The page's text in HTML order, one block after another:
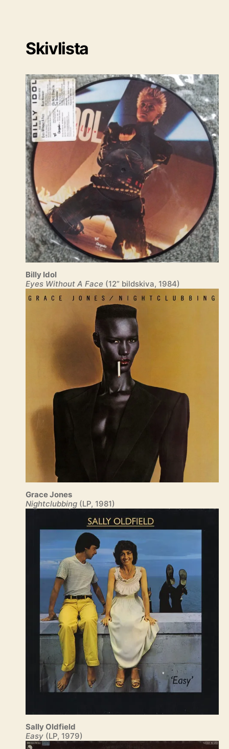
Skivlista
Billy Idol
Eyes Without A Face (12” bildskiva, 1984)
Grace Jones
Nightclubbing (LP, 1981)
Sally Oldfield
Easy (LP, 1979)